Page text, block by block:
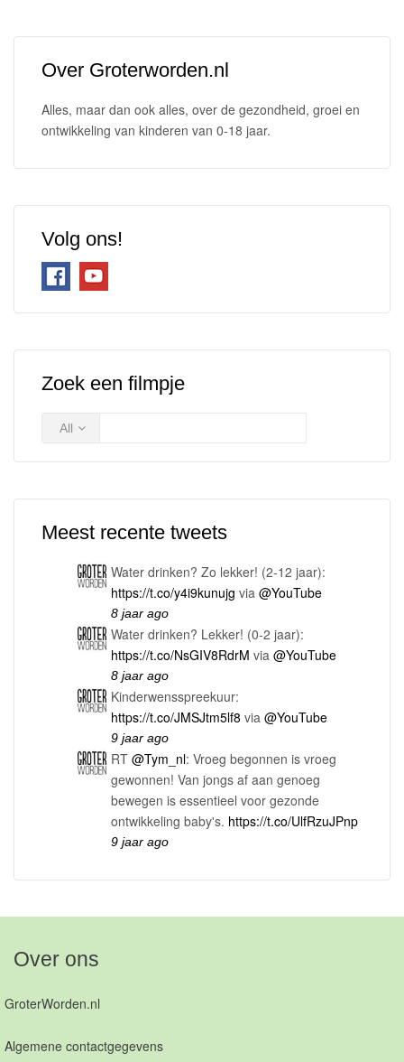
Over Groterworden.nl
Alles, maar dan ook alles, over de gezondheid, groei en
ontwikkeling van kinderen van 0-18 jaar.
Volg ons!
Zoek een filmpje
All
Meest recente tweets
Water drinken? Zo lekker! (2-12 jaar):
https://t.co/y4i9kunujg via @YouTube
8 jaar ago
Water drinken? Lekker! (0-2 jaar):
https://t.co/NsGIV8RdrM via @YouTube
8 jaar ago
Kinderwensspreekuur:
https://t.co/JMSJtm5lf8 via @YouTube
9 jaar ago
RT @Tym_nl: Vroeg begonnen is vroeg
gewonnen! Van jongs af aan genoeg
bewegen is essentieel voor gezonde
ontwikkeling baby's. https://t.co/UlfRzuJPnp
9 jaar ago
Over ons
GroterWorden.nl
Algemene contactgegevens